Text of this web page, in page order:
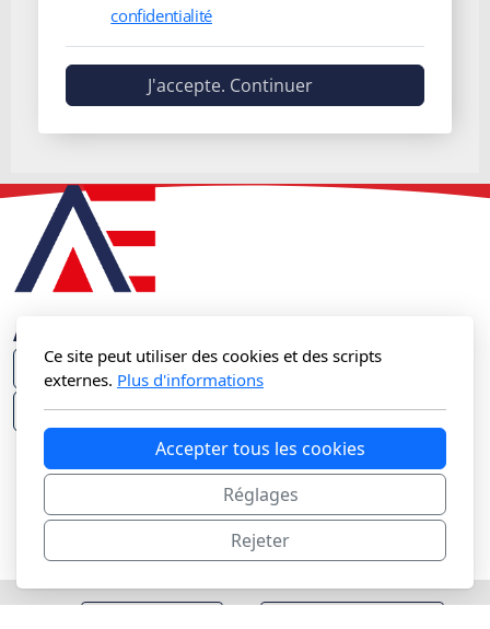
confidentialité
J'accepte. Continuer
Aqua'Energie Sàrl
Rue du Jura 7 - 1023 Crissier
info@aqua-energie.ch
+41 21 566 14 16
Aqua'Energie Sàrl
Sanitaire & Chauffage
Installation | Rénovation | Transformation |
Maintenance
Ce site peut utiliser des cookies et des scripts
externes. Plus d'informations
Accepter tous les cookies
Réglages
Rejeter